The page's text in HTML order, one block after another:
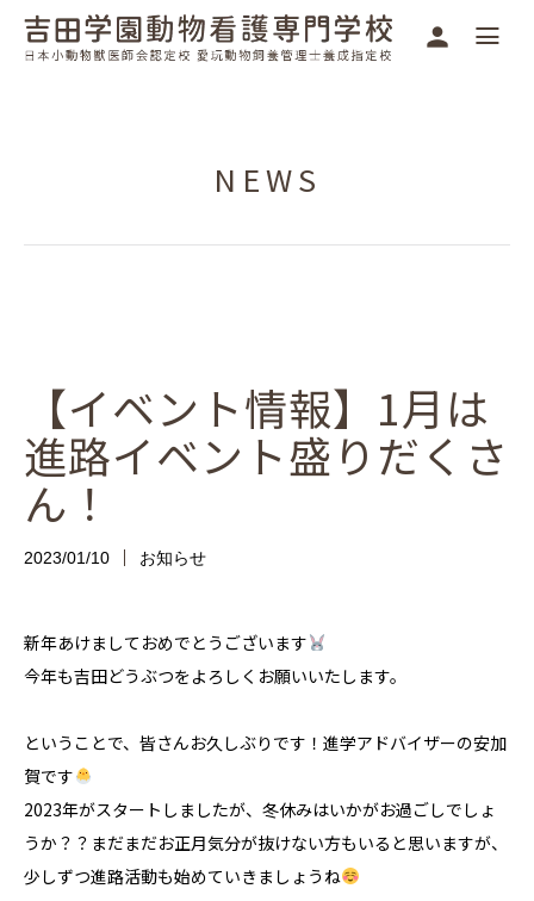
NEWS
【イベント情報】1月は
進路イベント盛りだくさ
ん！
2023/01/10 お知らせ
新年あけましておめでとうございます
今年も吉田どうぶつをよろしくお願いいたします。
ということで、皆さんお久しぶりです！進学アドバイザーの安加
賀です
2023年がスタートしましたが、冬休みはいかがお過ごしでしょ
うか？？まだまだお正月気分が抜けない方もいると思いますが、
少しずつ進路活動も始めていきましょうね